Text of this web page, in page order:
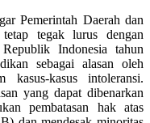
Pemerintah Daerah dan
tegak lurus dengan
Indonesia tahun
sebagai alasan oleh
kasus intoleransi.
yang dapat dibenarkan
pembatasan hak atas